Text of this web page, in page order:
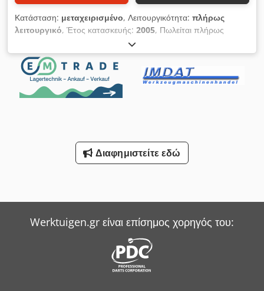
Κατάσταση: μεταχειρισμένο, Λειτουργικότητα: πλήρως
λειτουργικό, Έτος κατασκευής: 2005, Πωλείται πλήρως
λειτουργικός γερανός Protalkran της εταιρείας Taucha.
Επίσκεψη κατόπιν ραντεβού. - Αποσυναρμολόγηση από τον
πωλητή Chsdpfxoxt H Eds Adksa - Μεταφορά από τον
αγοραστή
Διαφημιστείτε εδώ
Werktuigen.gr είναι επίσημος χορηγός του: